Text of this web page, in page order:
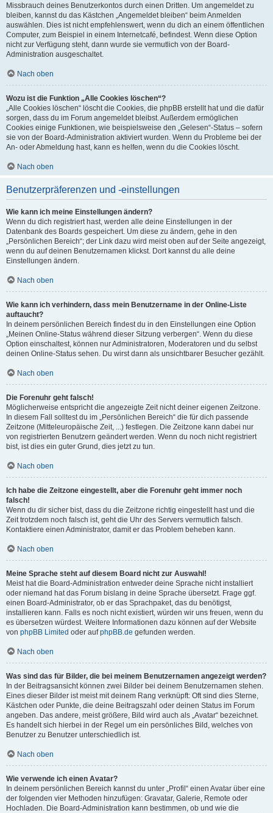
Missbrauch deines Benutzerkontos durch einen Dritten. Um angemeldet zu
bleiben, kannst du das Kästchen „Angemeldet bleiben“ beim Anmelden
auswählen. Dies ist nicht empfehlenswert, wenn du dich an einem öffentlichen
Computer, zum Beispiel in einem Internetcafé, befindest. Wenn diese Option
nicht zur Verfügung steht, dann wurde sie vermutlich von der Board-
Administration ausgeschaltet.
Nach oben
Wozu ist die Funktion „Alle Cookies löschen“?
„Alle Cookies löschen“ löscht die Cookies, die phpBB erstellt hat und die dafür
sorgen, dass du im Forum angemeldet bleibst. Außerdem ermöglichen
Cookies einige Funktionen, wie beispielsweise den „Gelesen“-Status – sofern
sie von der Board-Administration aktiviert wurden. Wenn du Probleme bei der
An- oder Abmeldung hast, kann es helfen, wenn du die Cookies löscht.
Nach oben
Benutzerpräferenzen und -einstellungen
Wie kann ich meine Einstellungen ändern?
Wenn du dich registriert hast, werden alle deine Einstellungen in der
Datenbank des Boards gespeichert. Um diese zu ändern, gehe in den
„Persönlichen Bereich“; der Link dazu wird meist oben auf der Seite angezeigt,
wenn du auf deinen Benutzernamen klickst. Dort kannst du alle deine
Einstellungen ändern.
Nach oben
Wie kann ich verhindern, dass mein Benutzername in der Online-Liste
auftaucht?
In deinem persönlichen Bereich findest du in den Einstellungen eine Option
„Meinen Online-Status während dieser Sitzung verbergen“. Wenn du diese
Option einschaltest, können nur Administratoren, Moderatoren und du selbst
deinen Online-Status sehen. Du wirst dann als unsichtbarer Besucher gezählt.
Nach oben
Die Forenuhr geht falsch!
Möglicherweise entspricht die angezeigte Zeit nicht deiner eigenen Zeitzone.
In diesem Fall solltest du im „Persönlichen Bereich“ die für dich passende
Zeitzone (Mitteleuropäische Zeit, ...) festlegen. Die Zeitzone kann dabei nur
von registrierten Benutzern geändert werden. Wenn du noch nicht registriert
bist, ist dies ein guter Grund, dies jetzt zu tun.
Nach oben
Ich habe die Zeitzone eingestellt, aber die Forenuhr geht immer noch
falsch!
Wenn du dir sicher bist, dass du die Zeitzone richtig eingestellt hast und die
Zeit trotzdem noch falsch ist, geht die Uhr des Servers vermutlich falsch.
Kontaktiere einen Administrator, damit er das Problem beheben kann.
Nach oben
Meine Sprache steht auf diesem Board nicht zur Auswahl!
Meist hat die Board-Administration entweder deine Sprache nicht installiert
oder niemand hat das Forum bislang in deine Sprache übersetzt. Frage ggf.
einen Board-Administrator, ob er das Sprachpaket, das du benötigst,
installieren kann. Falls es noch nicht existiert, würden wir uns freuen, wenn du
es übersetzen würdest. Weitere Informationen dazu können auf der Website
von phpBB Limited oder aufphpBB.de gefunden werden.
Nach oben
Was sind das für Bilder, die bei meinem Benutzernamen angezeigt werden?
In der Beitragsansicht können zwei Bilder bei deinem Benutzernamen stehen.
Eines dieser Bilder ist meist mit deinem Rang verknüpft: Oft sind dies Sterne,
Kästchen oder Punkte, die deine Beitragszahl oder deinen Status im Forum
angeben. Das andere, meist größere, Bild wird auch als „Avatar“ bezeichnet.
Es handelt sich hierbei in der Regel um ein persönliches Bild, welches von
Benutzer zu Benutzer unterschiedlich ist.
Nach oben
Wie verwende ich einen Avatar?
In deinem persönlichen Bereich kannst du unter „Profil“ einen Avatar über eine
der folgenden vier Methoden hinzufügen: Gravatar, Galerie, Remote oder
Hochladen. Die Board-Administration kann bestimmen, ob und wie die